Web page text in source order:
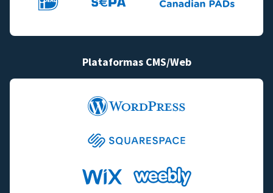
Plataformas CMS/Web